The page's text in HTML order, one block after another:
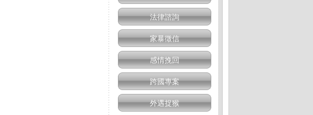
法律諮詢
家暴徵信
感情挽回
跨國專案
外遇捉猴